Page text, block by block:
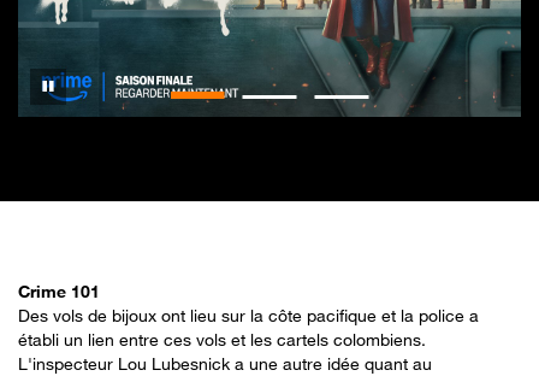
Pause
Crime 101
Des vols de bijoux ont lieu sur la côte pacifique et la police a
établi un lien entre ces vols et les cartels colombiens.
L'inspecteur Lou Lubesnick a une autre idée quant au